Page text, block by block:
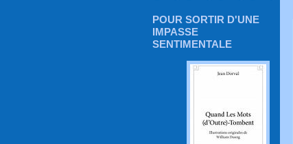
POUR SORTIR D'UNE
IMPASSE
SENTIMENTALE